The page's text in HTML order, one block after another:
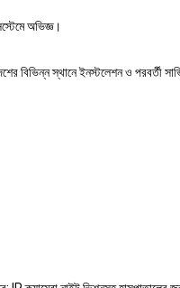
অভিজ্ঞ।
বিভিন্ন স্থানে ইনস্টলেশন ও পরবর্তী